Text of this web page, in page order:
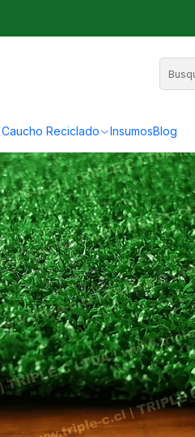
Caucho Reciclado InsumosBlog
10mm - 50 m2 Pasto